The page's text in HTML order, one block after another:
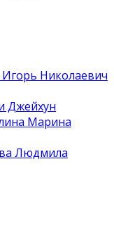
Игорь Николаевич
Джейхун
Марина
Людмила